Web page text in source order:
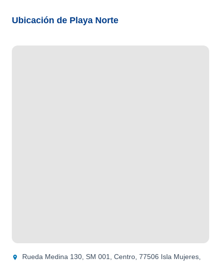
Ubicación de Playa Norte
Rueda Medina 130, SM 001, Centro, 77506 Isla Mujeres,